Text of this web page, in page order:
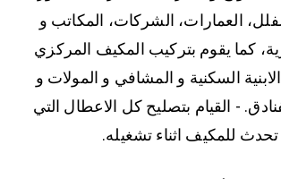
العمارات، الشركات، المكاتب و
كما يقوم بتركيب المكيف المركزي
السكنية و المشافي و المولات و
- القيام بتصليح كل الاعطال التي
للمكيف اثناء تشغيله.